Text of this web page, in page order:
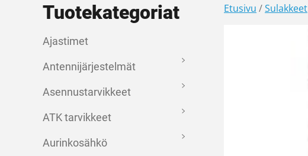
Tuotekategoriat
Ajastimet
Antennijärjestelmät
Asennustarvikkeet
ATK tarvikkeet
Aurinkosähkö
Etusivu /Sulakkeet